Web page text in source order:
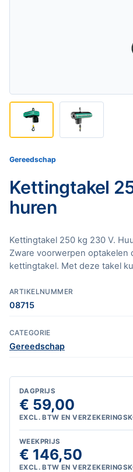
Gereedschap
Kettingtakel
huren
Kettingtakel 250 kg 230 V.
Zware voorwerpen optakelen
kettingtakel. Met deze takel
ARTIKELNUMMER
08715
CATEGORIE
Gereedschap
DAGPRIJS
€ 59,00
EXCL. BTW EN
WEEKPRIJS
€ 146,50
EXCL. BTW EN